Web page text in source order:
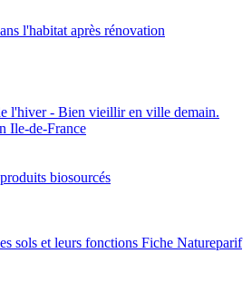
l'habitat après rénovation
l'hiver - Bien vieillir en ville demain.
Ile-de-France
biosourcés
sols et leurs fonctions Fiche Natureparif